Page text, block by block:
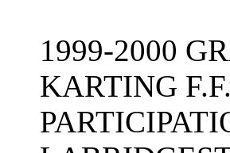
1999-2000
KARTING